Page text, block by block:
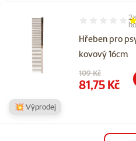
Hřeben pro
kovový 16cm
Hodnocení
2×
Původní cena
109 Kč
Cena
81,75 Kč
💥 Výprodej